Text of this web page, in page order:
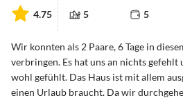
4.75 5 5
Wir konnten als 2 Paare, 6 Tage in
verbringen. Es hat uns an nichts gefehlt
wohl gefühlt. Das Haus ist mit allem
einen Urlaub braucht. Da wir